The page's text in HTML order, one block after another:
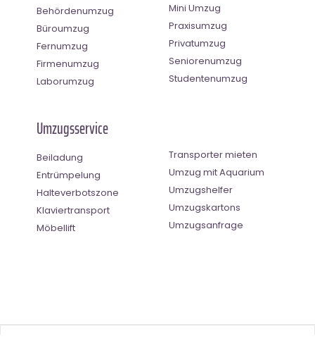
Behördenumzug
Büroumzug
Fernumzug
Firmenumzug
Laborumzug
Mini Umzug
Praxisumzug
Privatumzug
Seniorenumzug
Studentenumzug
Umzugsservice
Beiladung
Entrümpelung
Halteverbotszone
Klaviertransport
Möbellift
Transporter mieten
Umzug mit Aquarium
Umzugshelfer
Umzugskartons
Umzugsanfrage